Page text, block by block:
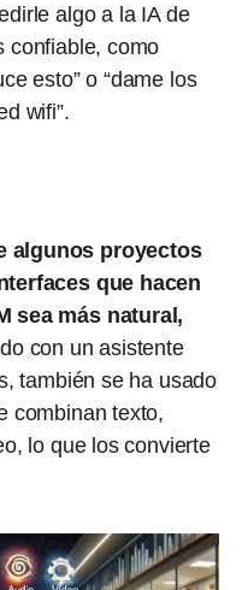
algo a la IA de
confiable, como
esto” o “dame los
wifi”.
algunos proyectos
que hacen
sea más natural,
con un asistente
también se ha usado
combinan texto,
lo que los convierte